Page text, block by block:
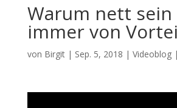
Warum nett
immer von
von Birgit| Sep. 5, 2018 | Videoblog|